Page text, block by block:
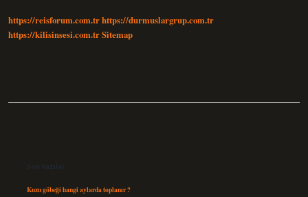
https://reisforum.com.trhttps://durmuslargrup.com.tr
https://kilisinsesi.com.trSitemap
Son Yazılar
Kuzu göbeği hangi aylarda toplanır ?